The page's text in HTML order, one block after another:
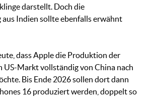
darstellt. Doch die
Indien sollte ebenfalls erwähnt
dass Apple die Produktion der
US-Markt vollständig von China nach
Bis Ende 2026 sollen dort dann
16 produziert werden, doppelt so